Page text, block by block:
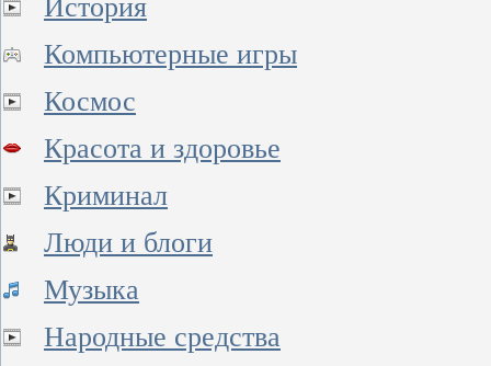
История
Компьютерные игры
Космос
Красота и здоровье
Криминал
Люди и блоги
Музыка
Народные средства